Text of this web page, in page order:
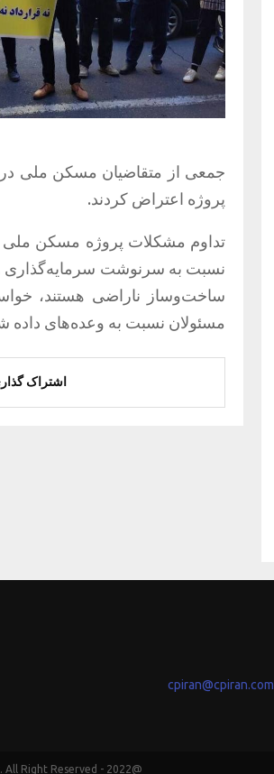
جمعی از متقاضیان مسکن ملی در
پروژه اعتراض کردند.
تداوم مشکلات پروژه مسکن ملی
نسبت به سرنوشت سرمایه‌گذاری و
ساخت‌وساز ناراضی هستند،
مسئولان نسبت به وعده‌های داده
اشتراک
cpiran@cpiran.com
@2022 - cpiran.net. All Right Reserved